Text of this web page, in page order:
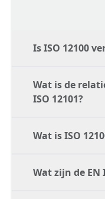
Is ISO 12100
ISO 12100 is
en door de ISO
Wat is de
ISO 12101?
aspecten van
Wat is ISO
Wat zijn de EN